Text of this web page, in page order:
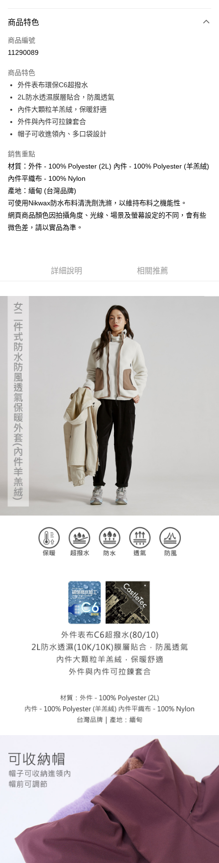
Apple Pay
街口支付
Google Pay
全盈+PAY
AFTEE先享後付
相關說明
【關於「AFTEE先享後付」】
便利好安心！
１．簡單：不需註冊會員、不需綁卡、不需儲值。
２．便利：只要手機號碼，簡訊認證，即可結帳。
３．安心：先確認商品／服務後，再付款。
【「AFTEE先享後付」結帳流程】
１．於結帳方式選擇「AFTEE先享後付」後，將跳轉至「AFTEE先享後付」
結帳頁面，進行簡訊認證並確認金額後，即可完成結帳。
２．訂單成立數日內，您將收到繳費通知簡訊。
後付繳納相關費用。
客戶支援中心」https://netprotections.freshdesk.com/support/home
【注意事項】
１．透過由恩沛科技股份有限公司提供之「AFTEE先享後付」服務完成之交
易，需依本服務之必要範圍內提供個人資料，並將交易相關給付款項請求債
權轉讓予恩沛科技股份有限公司。
２．關於個人資料處理事宜，請瀏覽以下網址：
https://aftee.tw/terms/#terms3
３．未成年的使用者請事先徵得法定代理人或監護人之同意方可使用
「AFTEE先享後付」，若未經同意申辦者引起之損失，本公司不負相關責
任。
４．使用「AFTEE先享後付」時，將依據個別帳號之用戶狀況，依本公司即
時審查核予不同之上限額度；若仍有額度不足之情形，本公司將視審查結果
請求用戶進行身份認證。
５．嚴禁一人註冊多個帳號或使用他人資訊註冊。若發現惡意使用之情形，
恩沛科技股份有限公司將有權停止該用戶之使用額度並採取法律行動。
貨到付款
運送方式
宅配
每筆NT$100，滿NT$799(含以上)免運費
付款後門市自取
商品特色
商品編號
11290089
商品特色
外件表布環保C6超撥水
2L防水透濕膜層貼合，防風透氣
內件大顆粒羊羔絨，保暖舒適
外件與內件可拉鍊套合
帽子可收進領內、多口袋設計
銷售重點
材質：外件 - 100% Polyester (2L) 內件 - 100% Polyester (羊羔絨)
內件平織布 - 100% Nylon
產地：緬甸 (台灣品牌)
可使用Nikwax防水布料清洗劑洗滌，以維持布料之機能性。
網頁商品顏色因拍攝角度、光線、場景及螢幕設定的不同，會有些
微色差，請以實品為準。
詳細說明 相關推薦